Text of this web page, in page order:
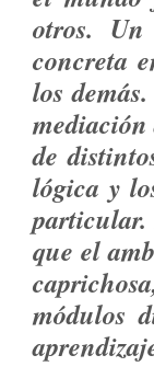
otros. Un
concreta
los
de
lógica y
particular.
que el
módulos